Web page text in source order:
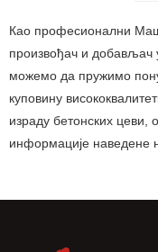
Као професионални
произвођач и
можемо да пружимо
куповину
израду бетонских цеви,
информације наведене